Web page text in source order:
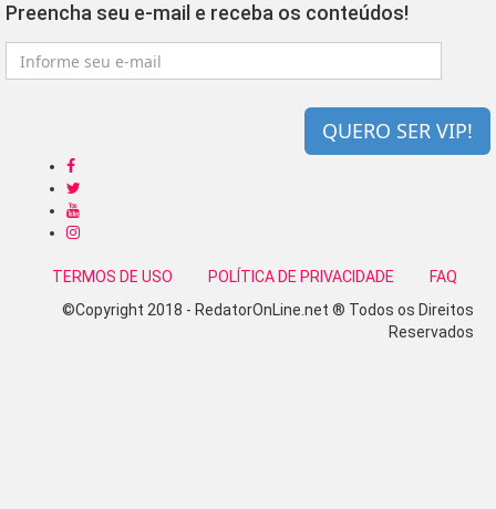
Preencha seu e-mail e receba os conteúdos!
QUERO SER VIP!
TERMOS DE USO POLÍTICA DE PRIVACIDADE
FAQ
©Copyright 2018 - RedatorOnLine.net ® Todos os Direitos
Reservados